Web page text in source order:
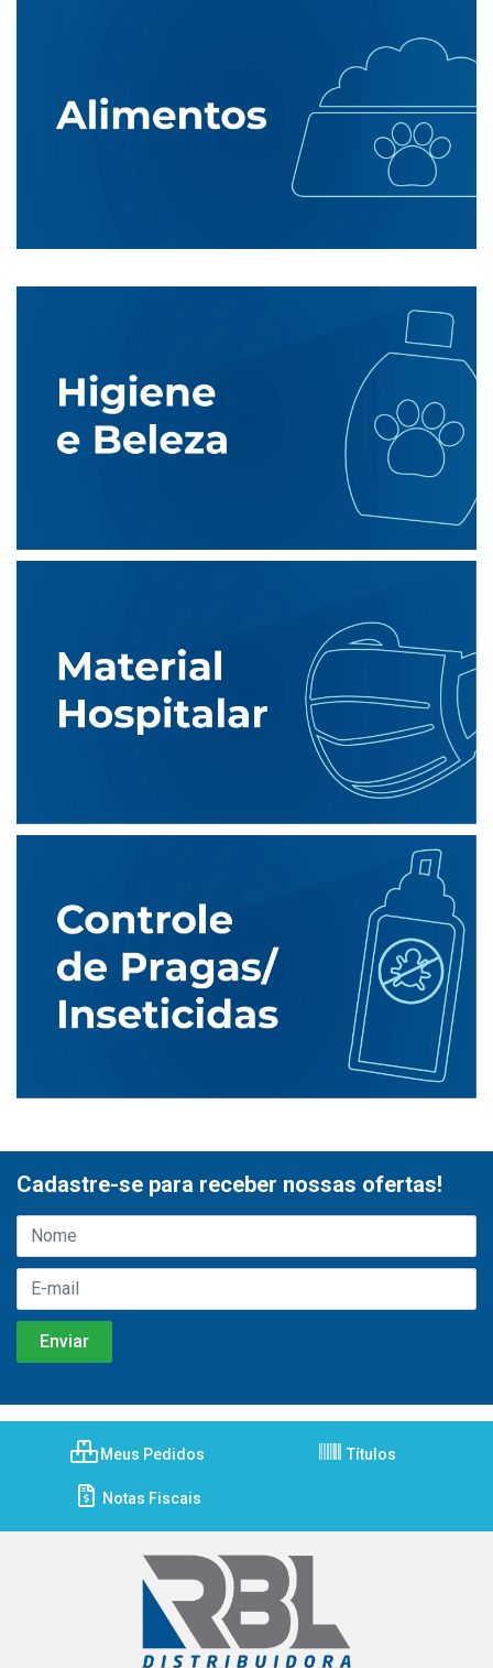
Cadastre-se para receber nossas ofertas!
Meus Pedidos Títulos
Notas Fiscais